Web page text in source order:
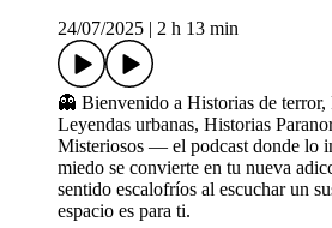
24/07/2025
2 h 13 min
👻 Bienvenido a Historias de terror,
Leyendas urbanas, Historias
Misteriosos — el podcast donde lo
miedo se convierte en tu nueva
sentido escalofríos al escuchar un
espacio es para ti.